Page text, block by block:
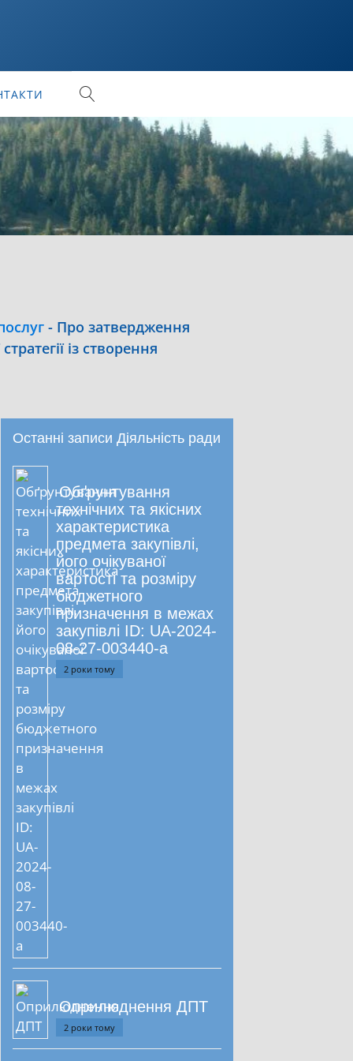
- Про затвердження
із створення
Останні записи Діяльність ради
Обґрунтування
технічних та якісних
характеристика
предмета закупівлі,
його очікуваної
вартості та розміру
бюджетного
призначення в межах
закупівлі ID: UA-2024-
08-27-003440-a
2 роки тому
Оприлюднення ДПТ
2 роки тому